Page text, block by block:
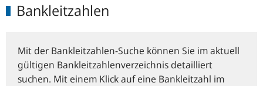
Bankleitzahlen
Mit der Bankleitzahlen-Suche können Sie im aktuell
gültigen Bankleitzahlenverzeichnis detailliert
suchen. Mit einem Klick auf eine Bankleitzahl im